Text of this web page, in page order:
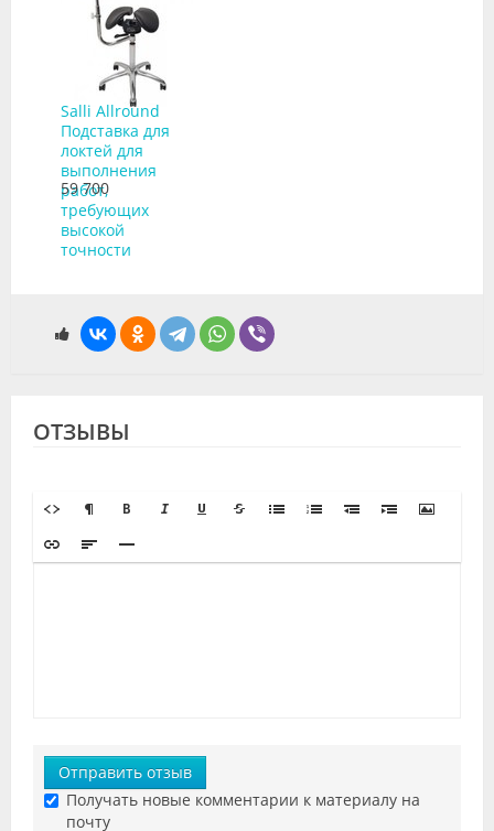
Salli Allround
Подставка для
локтей для
выполнения
работ,
требующих
высокой
точности
59 700
ОТЗЫВЫ
Отправить отзыв
Получать новые комментарии к материалу на
почту